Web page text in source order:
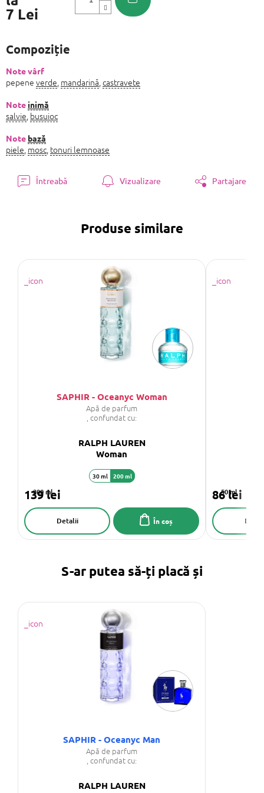
7 Lei
Compoziție
Note vârf
pepene verde mandarină castravete
Note inimă
salvie busuioc
Note bază
piele mosc tonuri lemnoase
Întreabă Vizualizare Partajare
Produse similare
SAPHIR - Oceanyc Woman
Apă de parfum
, confundat cu:
RALPH LAUREN
Woman
200 ml
139 lei
În coș
Detalii
30 ml 200 ml
50 ml
86 lei
S-ar putea să-ți placă și
SAPHIR - Oceanyc Man
Apă de parfum
, confundat cu:
RALPH LAUREN